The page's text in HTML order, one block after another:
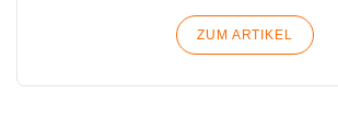
ZUM ARTIKEL